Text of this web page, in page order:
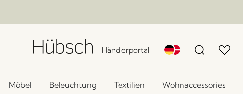
Händlerportal
Möbel Beleuchtung Textilien Wohnaccessories